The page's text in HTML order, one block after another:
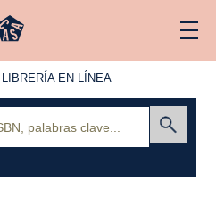
LIBRERÍA
LÍNEA
LIBRERÍA EN LÍNEA